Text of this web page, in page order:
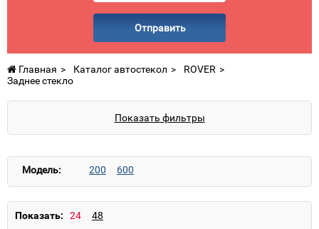
Отправить
Главная Каталог автостекол
ROVER
Заднее стекло
Показать фильтры
Модель: 200 600
Показать: